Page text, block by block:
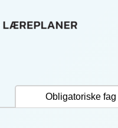
Obligatoriske fag